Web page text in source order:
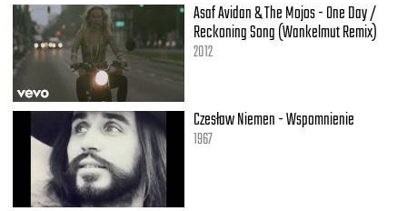
Asaf Avidan & The Mojos - One Day /
Reckoning Song (Wankelmut Remix)
2012
Czesław Niemen - Wspomnienie
1967